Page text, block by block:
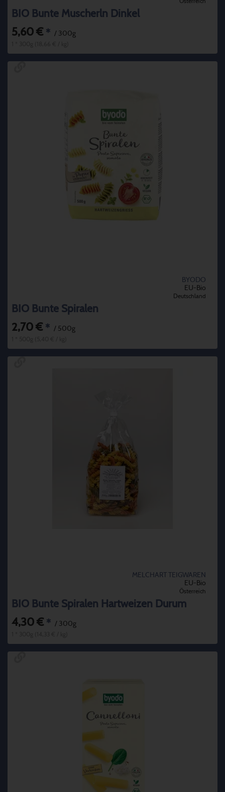
BIO Bunte Muscherln Dinkel
5,60 € * / 300g
BYODO
EU-Bio
Deutschland
BIO Bunte Spiralen
2,70 € * / 500g
MELCHART TEIGWAREN
EU-Bio
Österreich
BIO Bunte Spiralen Hartweizen Durum
4,30 € * / 300g